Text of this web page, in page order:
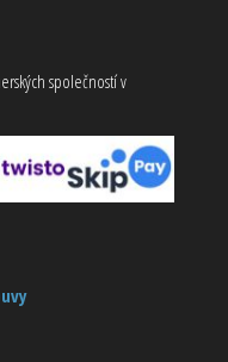
společností v